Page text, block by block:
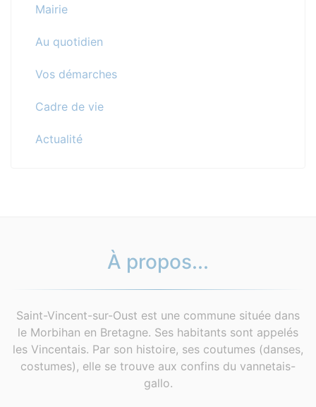
Mairie
Au quotidien
Vos démarches
Cadre de vie
Actualité
À propos...
Saint-Vincent-sur-Oust est une commune située dans
le Morbihan en Bretagne. Ses habitants sont appelés
les Vincentais. Par son histoire, ses coutumes (danses,
costumes), elle se trouve aux confins du vannetais-
gallo.